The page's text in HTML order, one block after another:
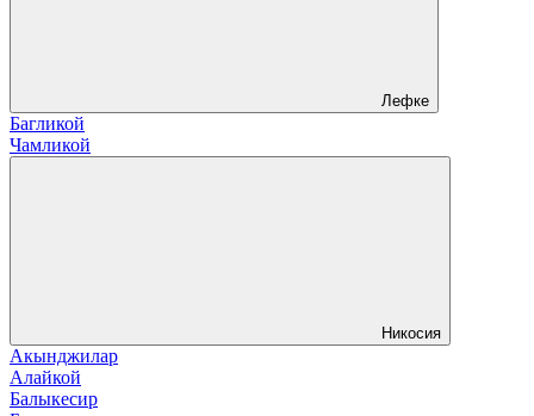
Лефке
Багликой
Чамликой
Никосия
Акынджилар
Алайкой
Балыкесир